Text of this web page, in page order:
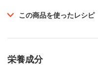
この商品を使ったレシピ
栄養成分